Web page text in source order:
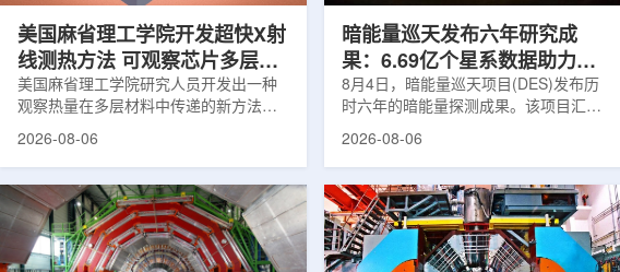
美国麻省理工学院开发超快X射
线测热方法 可观察芯片多层结
构热传递
美国麻省理工学院研究人员开发出一种
观察热量在多层材料中传递的新方法，
于《自然通讯》。随着计算机芯片尺寸
不断缩小、功率密度持续提高，器件过
热正成为限制性能提升的重要因素。传
统热流测量方法在面对真实电子器件的
多层结构时存在局限，例如常用的时域
2026-08-06
暗能量巡天发布六年研究成
果：6.69亿个星系数据助力约
束宇宙加速膨胀
8月4日，暗能量巡天项目(DES)发布历
时六年的暗能量探测成果。该项目汇总
6.69亿个星系、数千个星系团以及3000
多颗超新星的信息，用于研究宇宙加速
膨胀和宇宙结构演化。为了实现DES，
费米实验室制造了一台极其灵敏的5.7亿
像素数字相机DECam，并将其安装在位
2026-08-06